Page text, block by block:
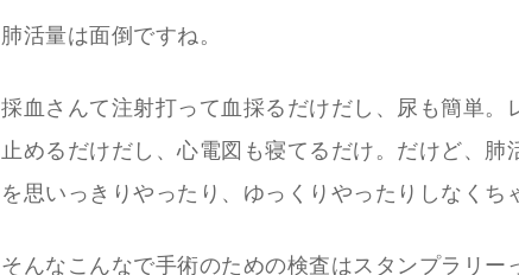
肺活量は面倒ですね。
採血さんて注射打って血採るだけだし、尿も簡単。
止めるだけだし、心電図も寝てるだけ。だけど、肺
を思いっきりやったり、ゆっくりやったりしなくち
そんなこんなで手術のための検査はスタンプラリー